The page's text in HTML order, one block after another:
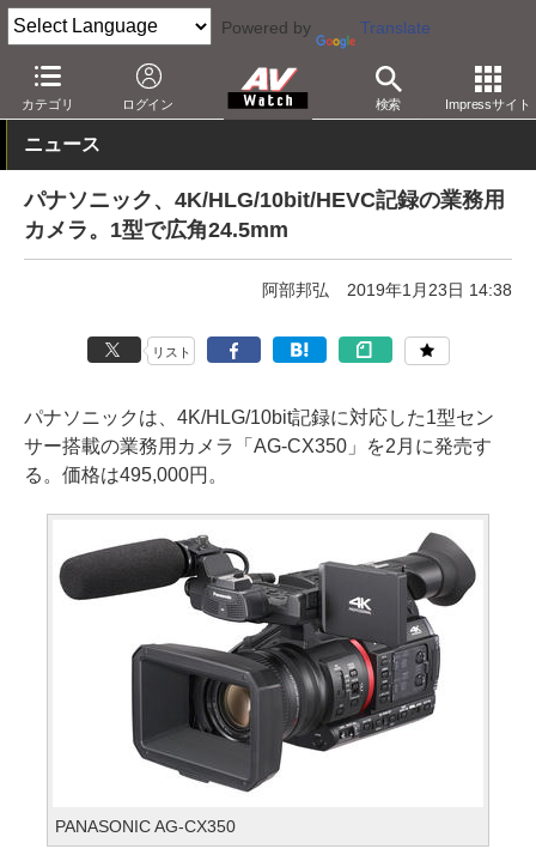
Powered by Translate
カテゴリ ログイン 検索 Impressサイト
AV Watch 製品 デジタルカメラ パナソニック
ニュース
パナソニック、4K/HLG/10bit/HEVC記録の業務用
カメラ。1型で広角24.5mm
阿部邦弘 2019年1月23日 14:38
リスト
パナソニックは、4K/HLG/10bit記録に対応した1型セン
サー搭載の業務用カメラ「AG-CX350」を2月に発売す
る。価格は495,000円。
PANASONIC AG-CX350